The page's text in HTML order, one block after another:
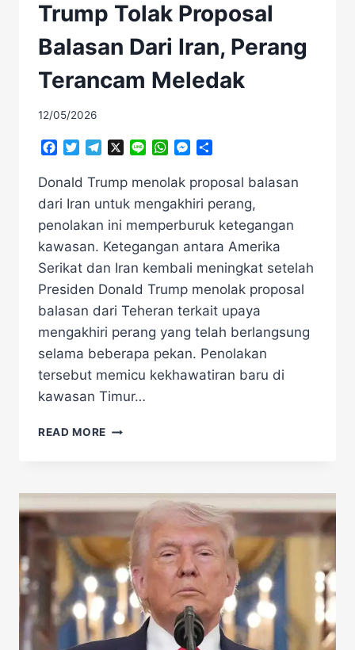
Trump Tolak Proposal
Balasan Dari Iran, Perang
Terancam Meledak
12/05/2026
Facebook
TwitterTelegramLine WhatsAppMessenger
Donald Trump menolak proposal balasan
dari Iran untuk mengakhiri perang,
penolakan ini memperburuk ketegangan
kawasan. Ketegangan antara Amerika
Serikat dan Iran kembali meningkat setelah
Presiden Donald Trump menolak proposal
balasan dari Teheran terkait upaya
mengakhiri perang yang telah berlangsung
selama beberapa pekan. Penolakan
tersebut memicu kekhawatiran baru di
kawasan Timur…
READ MORE HARAPAN
TOLAK
PROPOSAL
BALASAN
DARI
IRAN,
PERANG
TERANCAM
MELEDAK